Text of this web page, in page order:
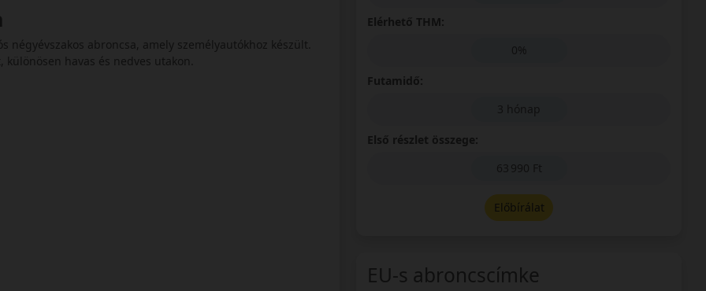
abroncsa, amely személyautókhoz készült.
havas és nedves utakon.
Elérhető THM:
0%
Futamidő:
3 hónap
Első részlet összege:
63 990 Ft
Előbírálat
EU-s abroncscímke